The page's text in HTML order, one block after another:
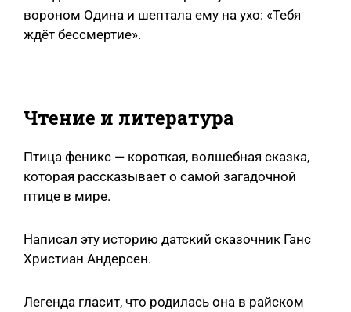
вороном Одина и шептала ему на ухо: «Тебя
ждёт бессмертие».
Чтение и литература
Птица феникс — короткая, волшебная сказка,
которая рассказывает о самой загадочной
птице в мире.
Написал эту историю датский сказочник Ганс
Христиан Андерсен.
Легенда гласит, что родилась она в райском